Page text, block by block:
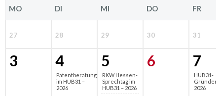
MO DI MI DO FR
27 28 29 30 31
3 4
Patentberatung
im HUB31 –
2026
5
RKW Hessen-
Sprechtag im
HUB31 – 2026
6 7
HUB31-
2026